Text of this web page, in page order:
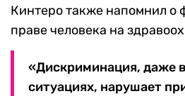
Кинтеро также напомнил о
праве человека на
«Дискриминация, даже
ситуациях, нарушает